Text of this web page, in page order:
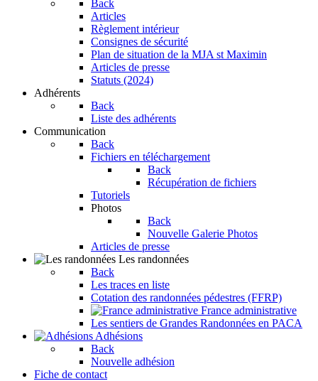
Back
Articles
Règlement intérieur
Consignes de sécurité
Plan de situation de la MJA st Maximin
Articles de presse
Statuts (2024)
Adhérents
Back
Liste des adhérents
Communication
Back
Fichiers en téléchargement
Back
Récupération de fichiers
Tutoriels
Photos
Back
Nouvelle Galerie Photos
Articles de presse
Les randonnées
Back
Les traces en liste
Cotation des randonnées pédestres (FFRP)
France administrative
Les sentiers de Grandes Randonnées en PACA
Adhésions
Back
Nouvelle adhésion
Fiche de contact